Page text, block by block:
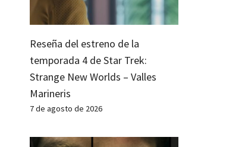
Reseña del estreno de la
temporada 4 de Star Trek:
Strange New Worlds – Valles
Marineris
7 de agosto de 2026